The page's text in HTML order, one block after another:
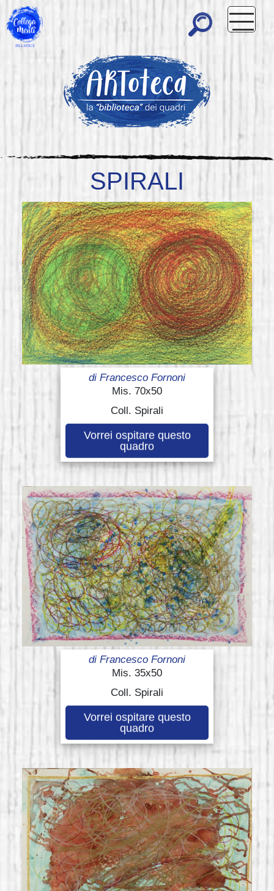
SPIRALI
di Francesco Fornoni
Mis. 70x50
Coll. Spirali
Vorrei ospitare questo
quadro
di Francesco Fornoni
Mis. 35x50
Coll. Spirali
Vorrei ospitare questo
quadro